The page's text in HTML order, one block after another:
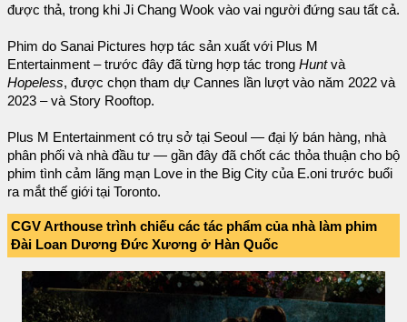
được thả, trong khi Ji Chang Wook vào vai người đứng sau tất cả.
Phim do Sanai Pictures hợp tác sản xuất với Plus M
Entertainment – ​​trước đây đã từng hợp tác trong Huntvà
Hopeless, được chọn tham dự Cannes lần lượt vào năm 2022 và
2023 – và Story Rooftop.
Plus M Entertainment có trụ sở tại Seoul — đại lý bán hàng, nhà
phân phối và nhà đầu tư — gần đây đã chốt các thỏa thuận cho bộ
phim tình cảm lãng mạn Love in the Big City của E.oni trước buổi
ra mắt thế giới tại Toronto.
CGV Arthouse trình chiếu các tác phẩm của nhà làm phim
Đài Loan Dương Đức Xương ở Hàn Quốc